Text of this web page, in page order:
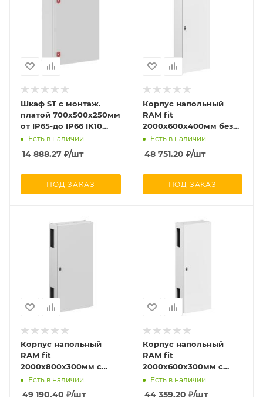
Шкаф ST с монтаж.
платой 700х500х250мм
от IP65-до IP66 IK10
DKC R5ST0759
Есть в наличии
14 888.27 ₽/шт
ПОД ЗАКАЗ
Корпус напольный
RAM fit
2000х600х400мм без
боков. вырезов DKC
R6NFW206040
Есть в наличии
48 751.20 ₽/шт
ПОД ЗАКАЗ
Корпус напольный
RAM fit
2000х800х300мм с
боков. вырезами DKC
R6NFW208030F
Есть в наличии
49 190.40 ₽/шт
Корпус напольный
RAM fit
2000х600х300мм с
боков. вырезами DKC
R6NFW206030F
Есть в наличии
44 359.20 ₽/шт